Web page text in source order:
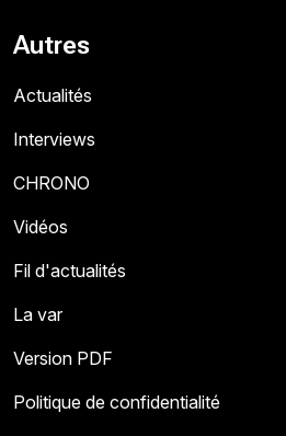
Autres
Actualités
Interviews
CHRONO
Vidéos
Fil d'actualités
La var
Version PDF
Politique de confidentialité